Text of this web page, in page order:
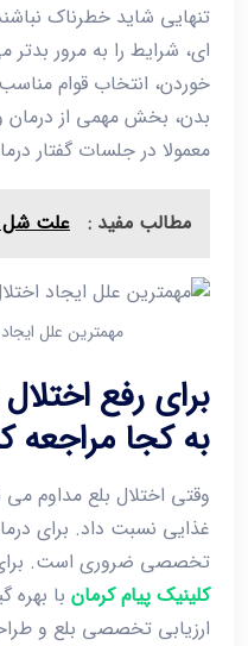
تنهایی شاید خطرناک
‌ای، شرایط را به ‌مرور
خوردن، انتخاب قوام
بدن، بخش مهمی از درمان
معمولا در جلسات گفتار
مطالب مفید : علت شل
مهمترین علل
برای رفع
به کجا مراجعه
وقتی اختلال بلع مداوم
غذایی نسبت داد. برای
تخصصی ضروری است. برای
کلینیک پیام کرمان با بهره‌
ارزیابی تخصصی بلع و